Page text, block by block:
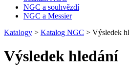
NGC a souhvězdí
NGC a Messier
Katalogy > Katalog NGC > Výsledek
Výsledek hledání